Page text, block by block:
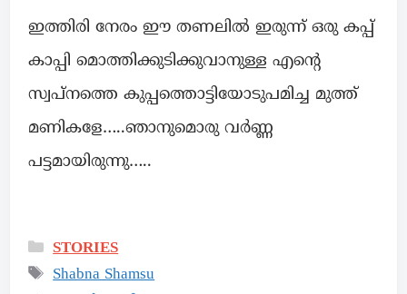
ഇത്തിരി നേരം ഈ തണലിൽ ഇരുന്ന് ഒരു കപ്പ്
കാപ്പി മൊത്തിക്കുടിക്കുവാനുള്ള എൻ്റെ
സ്വപ്നത്തെ കുപ്പത്തൊട്ടിയോടുപമിച്ച മുത്ത്
മണികളേ…..ഞാനുമൊരു വർണ്ണ
പട്ടമായിരുന്നു…..
STORIES
Shabna Shamsu